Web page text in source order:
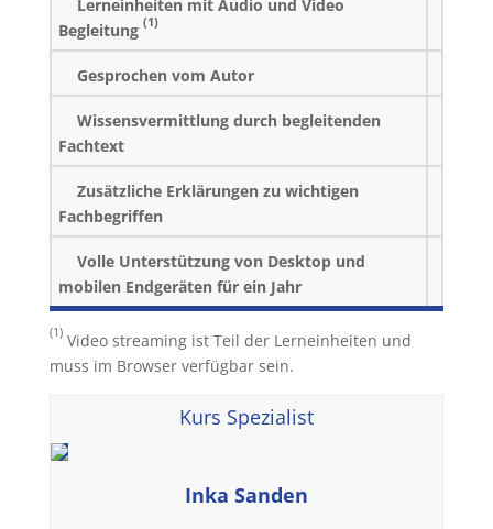
Lerneinheiten mit Audio und Video
Begleitung (1)
Gesprochen vom Autor
Wissensvermittlung durch begleitenden
Fachtext
Zusätzliche Erklärungen zu wichtigen
Fachbegriffen
Volle Unterstützung von Desktop und
mobilen Endgeräten für ein Jahr
(1)Video streaming ist Teil der Lerneinheiten und
muss im Browser verfügbar sein.
Kurs Spezialist
Inka Sanden